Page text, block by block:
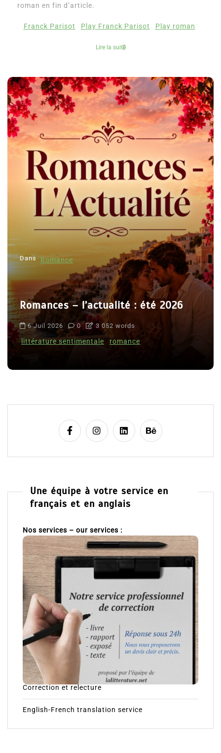
roman en fin d’article.
Franck Parisot Play Franck Parisot Play roman
Lire la suite
Dans Romance
Romances – l’actualité : été 2026
6 Juil 2026 0 3 052 words
littérature sentimentale romance
Une équipe à votre service en
français et en anglais
Nos services – our services :
Correction et relecture
English-French translation service